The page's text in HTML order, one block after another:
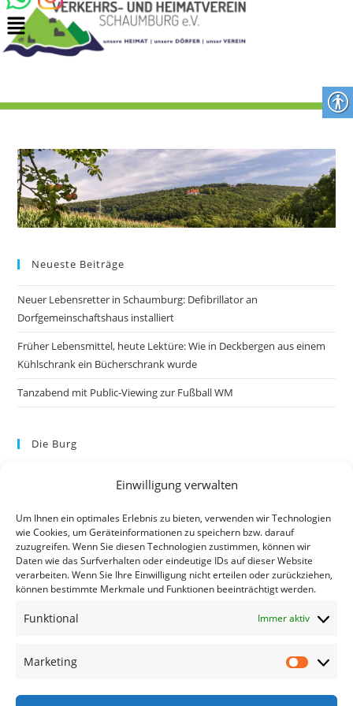
Einwilligung verwalten
Um Ihnen ein optimales Erlebnis zu bieten, verwenden wir Technologien
wie Cookies, um Geräteinformationen zu speichern bzw. darauf
zuzugreifen. Wenn Sie diesen Technologien zustimmen, können wir
Daten wie das Surfverhalten oder eindeutige IDs auf dieser Website
verarbeiten. Wenn Sie Ihre Einwilligung nicht erteilen oder zurückziehen,
können bestimmte Merkmale und Funktionen beeinträchtigt werden.
Funktional Immer aktiv
Marketing
Neueste Beiträge
Neuer Lebensretter in Schaumburg: Defibrillator an
Dorfgemeinschaftshaus installiert
Früher Lebensmittel, heute Lektüre: Wie in Deckbergen aus einem
Kühlschrank ein Bücherschrank wurde
Tanzabend mit Public-Viewing zur Fußball WM
Die Burg
Datenschutzerklärung
Impressum